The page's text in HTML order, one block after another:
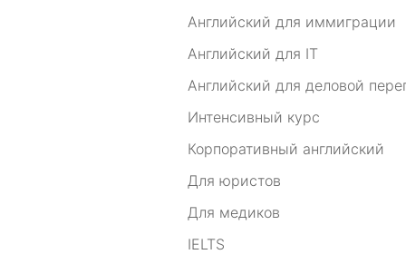
Английский для иммиграции
Английский для IT
Английский для деловой
Интенсивный курс
Корпоративный английский
Для юристов
Для медиков
IELTS